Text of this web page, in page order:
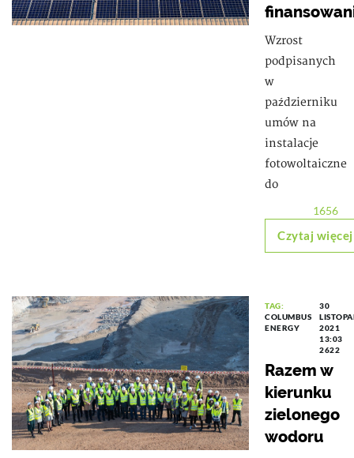
Wzrost
podpisanych
w
październiku
umów na
instalacje
fotowoltaiczne
do
1656
Czytaj więcej
TAG:
COLUMBUS
ENERGY
30
2021
13:03
2622
Razem w
kierunku
zielonego
wodoru